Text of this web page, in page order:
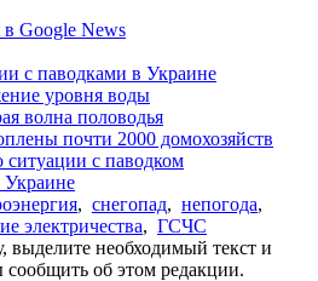
в Google News
с паводками в Украине
уровня воды
волна половодья
почти 2000 домохозяйств
с паводком
Украине
, снегопад, непогода,
электричества, ГСЧС
выделите необходимый текст и
об этом редакции.